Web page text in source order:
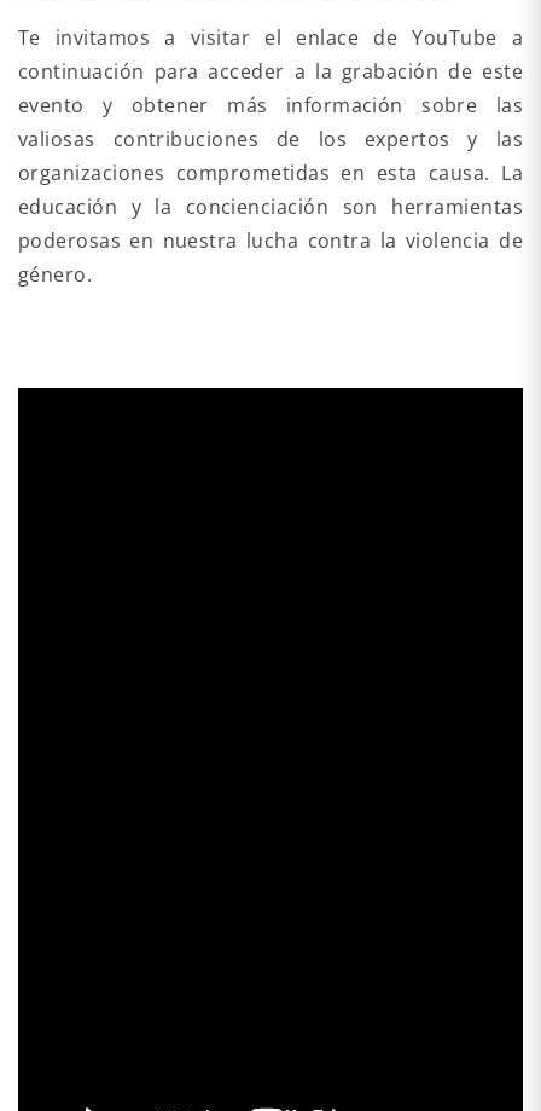
Te invitamos a visitar el enlace de YouTube a
continuación para acceder a la grabación de este
evento y obtener más información sobre las
valiosas contribuciones de los expertos y las
organizaciones comprometidas en esta causa. La
educación y la concienciación son herramientas
poderosas en nuestra lucha contra la violencia de
género.